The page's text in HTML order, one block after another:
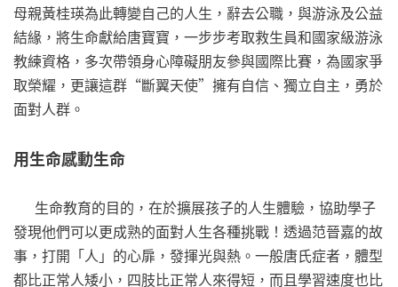
母親黃桂瑛為此轉變自己的人生，辭去公職，與游泳及公益
結緣，將生命獻給唐寶寶，一步步考取救生員和國家級游泳
教練資格，多次帶領身心障礙朋友參與國際比賽，為國家爭
取榮耀，更讓這群“斷翼天使”擁有自信、獨立自主，勇於
面對人群。
用生命感動生命
生命教育的目的，在於擴展孩子的人生體驗，協助學子
發現他們可以更成熟的面對人生各種挑戰！透過范晉嘉的故
事，打開「人」的心扉，發揮光與熱。一般唐氏症者，體型
都比正常人矮小，四肢比正常人來得短，而且學習速度也比